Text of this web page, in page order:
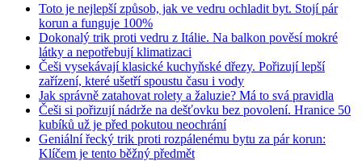
Toto je nejlepší způsob, jak ve vedru ochladit byt. Stojí pár
korun a funguje 100%
Dokonalý trik proti vedru z Itálie. Na balkon pověsí mokré
látky a nepotřebují klimatizaci
Češi vysekávají klasické kuchyňské dřezy. Pořizují lepší
zařízení, které ušetří spoustu času i vody
Jak správně zatahovat rolety a žaluzie? Má to svá pravidla
Češi si pořizují nádrže na dešťovku bez povolení. Hranice 50
kubíků už je před pokutou neochrání
Geniální řecký trik proti rozpálenému bytu za pár korun:
Klíčem je tento běžný předmět